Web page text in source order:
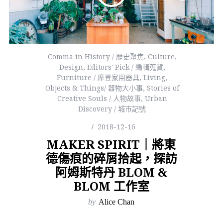
Comma in History / 歷史聚焦, Culture,
Design, Editors' Pick / 編輯蒐貨,
Furniture / 摩登家用器具,Living,
Objects & Things/ 器物大小事, Stories of
Creative Souls / 人物故事, Urban
Discovery / 城市記號
2018-12-16
MAKER SPIRIT｜將東
德傷痕的碎屑拾起，探訪
阿姆斯特丹 BLOM &
BLOM 工作室
by Alice Chan